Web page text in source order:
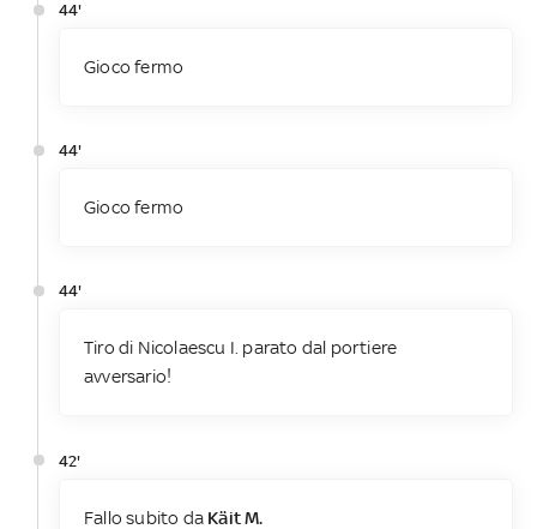
44'
Gioco fermo
44'
Gioco fermo
44'
Tiro di Nicolaescu I. parato dal portiere
avversario!
42'
Fallo subito da Käit M.